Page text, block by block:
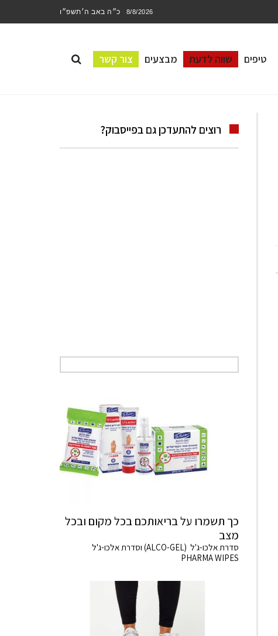
8/8/2026 כ״ה באב ה׳תשפ״ו
טיפים שווה לדעת מבצעים צור קשר
רוצים להתעדכן גם בפייסבוק?
כך תשמרו על בריאותכם בכל מקום ובכל
מצב
סדרת אלכו-ג'ל (ALCO-GEL) וסדרת אלכו-ג'ל
PHARMA WIPES